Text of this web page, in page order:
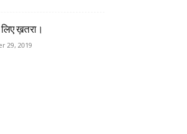
ख़तरा।
29, 2019